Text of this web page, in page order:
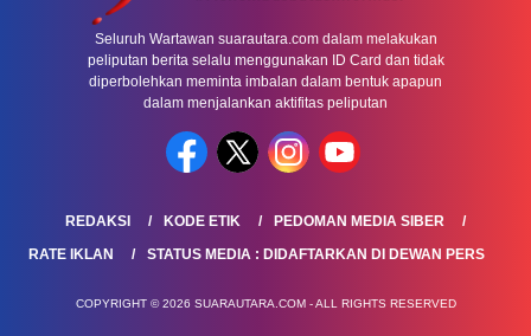
Seluruh Wartawan suarautara.com dalam melakukan
peliputan berita selalu menggunakan ID Card dan tidak
diperbolehkan meminta imbalan dalam bentuk apapun
dalam menjalankan aktifitas peliputan
REDAKSI KODE ETIK
PEDOMAN MEDIA SIBER
RATE IKLAN
STATUS MEDIA : DIDAFTARKAN DI DEWAN PERS
COPYRIGHT © 2026 SUARAUTARA.COM - ALL RIGHTS RESERVED